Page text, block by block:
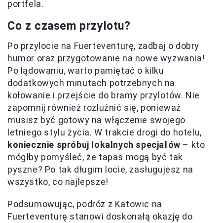
portfela.
Co z czasem przylotu?
Po przylocie na Fuerteventurę, zadbaj o dobry
humor oraz przygotowanie na nowe wyzwania!
Po lądowaniu, warto pamiętać o kilku
dodatkowych minutach potrzebnych na
kołowanie i przejście do bramy przylotów. Nie
zapomnij również rozluźnić się, ponieważ
musisz być gotowy na włączenie swojego
letniego stylu życia. W trakcie drogi do hotelu,
koniecznie spróbuj lokalnych specjałów – kto
mógłby pomyśleć, że tapas mogą być tak
pyszne? Po tak długim locie, zasługujesz na
wszystko, co najlepsze!
Podsumowując, podróż z Katowic na
Fuerteventurę stanowi doskonałą okazję do